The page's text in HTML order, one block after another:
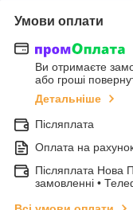
Умови оплати
Ви отримаєте
або гроші
Детальніше
Післяплата
Оплата на
Післяплата Нова
замовленні •